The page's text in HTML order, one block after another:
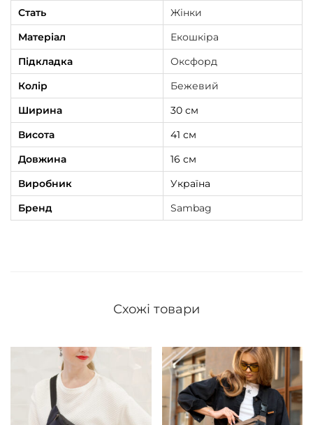
Стать
Жінки
Матеріал
Екошкіра
Підкладка
Оксфорд
Колір
Бежевий
Ширина
30 см
Висота
41 см
Довжина
16 см
Виробник
Україна
Бренд
Sambag
Схожі товари